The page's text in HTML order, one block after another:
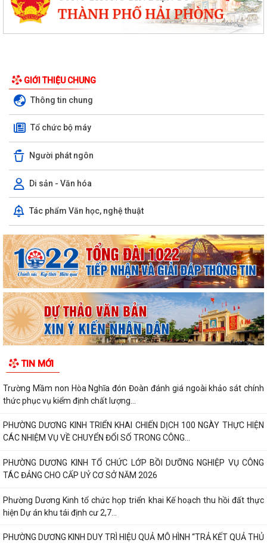
GIỚI THIỆU CHUNG
Thông tin chung
Tổ chức bộ máy
Người phát ngôn
Di sản - Văn hóa
Tác phẩm Văn học, nghệ thuật
TIN MỚI
Trường Mầm non Hòa Nghĩa đón Đoàn đánh giá ngoài khảo sát chính
thức phục vụ kiểm định chất lượng...
PHƯỜNG DƯƠNG KINH TRIỂN KHAI CHIẾN DỊCH 100 NGÀY THỰC HIỆN
CÁC NHIỆM VỤ VỀ CHUYỂN ĐỔI SỐ TRONG CÔNG...
PHƯỜNG DƯƠNG KINH TỔ CHỨC LỚP BỒI DƯỠNG NGHIỆP VỤ CÔNG
TÁC ĐẢNG CHO CẤP UỶ CƠ SỞ NĂM 2026
Phường Dương Kinh tổ chức họp triển khai Kế hoạch thu hồi đất thực
hiện Dự án khu tái định cư 2,7...
PHƯỜNG DƯƠNG KINH DUY TRÌ HIỆU QUẢ MÔ HÌNH “TRẢ KẾT QUẢ THỦ